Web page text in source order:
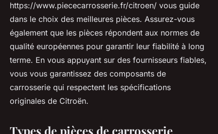
https://www.piececarrosserie.fr/citroen/ vous guide
dans le choix des meilleures pièces. Assurez-vous
également que les pièces répondent aux normes de
qualité européennes pour garantir leur fiabilité à long
terme. En vous appuyant sur des fournisseurs fiables,
vous vous garantissez des composants de
carrosserie qui respectent les spécifications
originales de Citroën.
Types de pièces de carrosserie